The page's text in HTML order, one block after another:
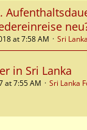
at 7:58 AM Sri
in Sri Lanka
at 7:55 AM Sri Lanka